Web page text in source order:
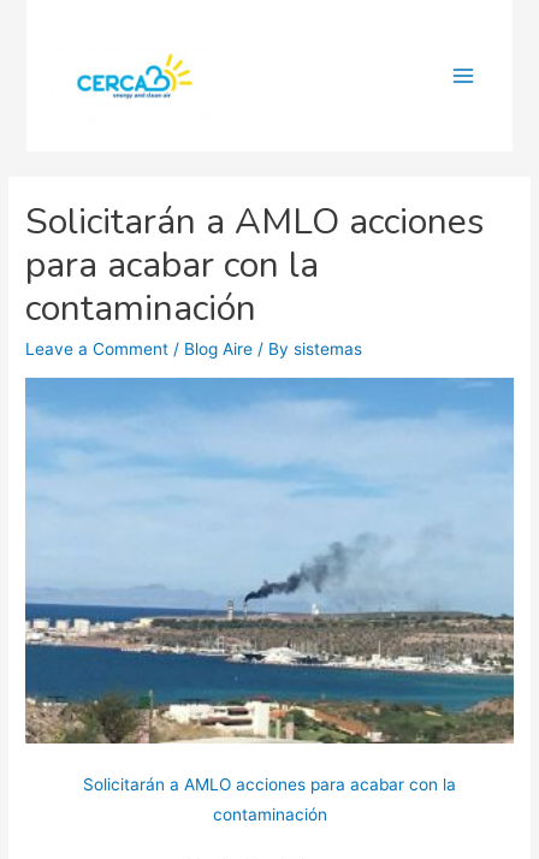
Solicitarán a AMLO acciones
para acabar con la
contaminación
Leave a Comment / Blog Aire / Bysistemas
Solicitarán a AMLO acciones para acabar con la
contaminación